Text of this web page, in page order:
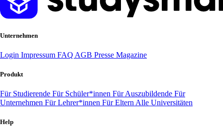
Unternehmen
Login Impressum FAQ AGB Presse Magazine
Produkt
Für Studierende Für Schüler*innen Für Auszubildende Für
Unternehmen Für Lehrer*innen Für Eltern Alle Universitäten
Help